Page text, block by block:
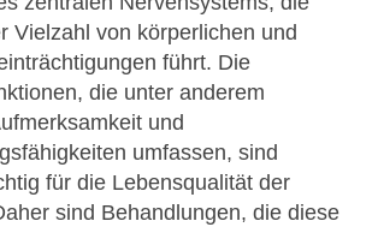
Vielzahl von körperlichen und
führt. Die
die unter anderem
und
umfassen, sind
für die Lebensqualität der
sind Behandlungen, die diese